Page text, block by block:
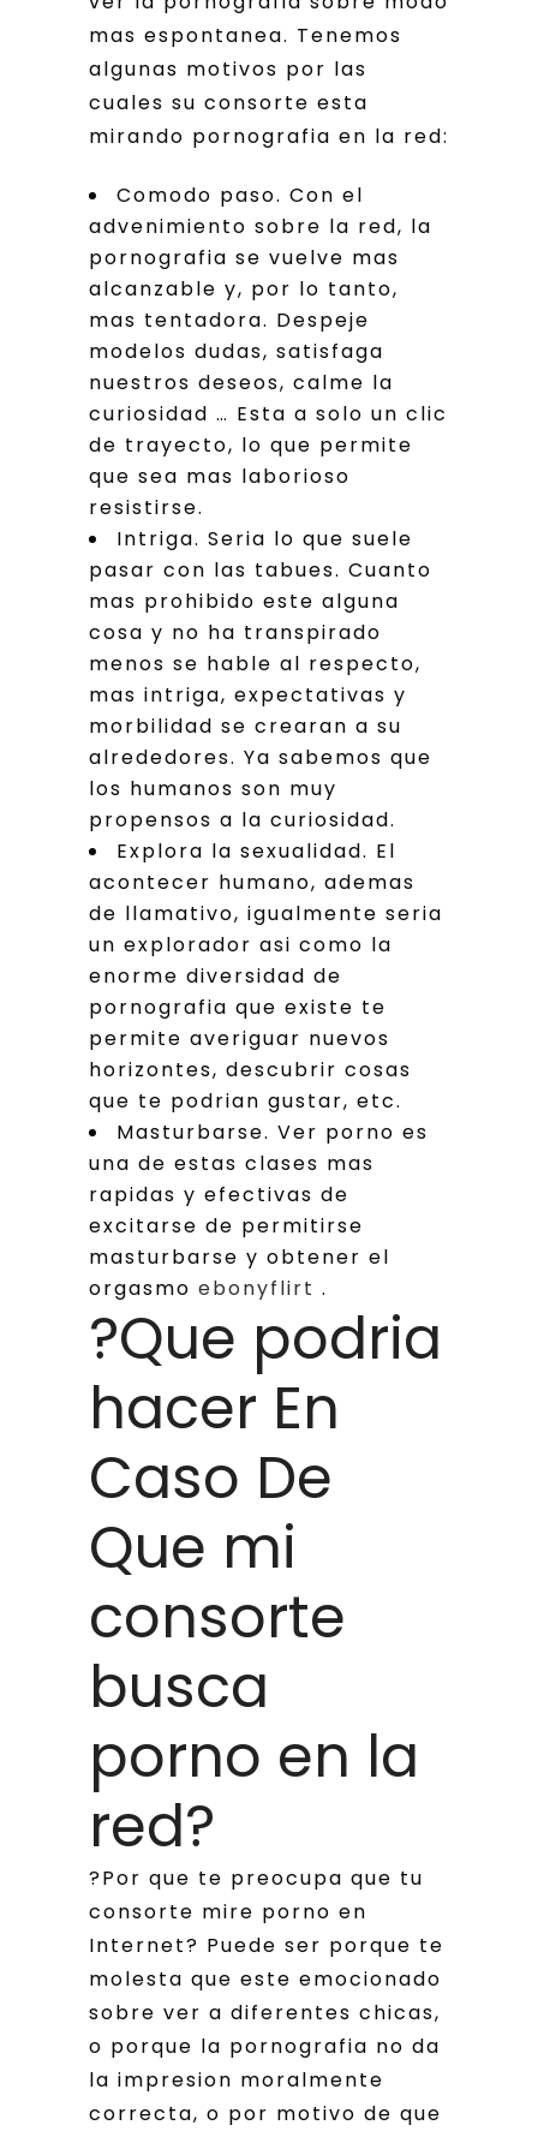
mas espontanea. Tenemos
algunas motivos por las
cuales su consorte esta
mirando pornografia en la red:
Comodo paso. Con el
advenimiento sobre la red, la
pornografia se vuelve mas
alcanzable y, por lo tanto,
mas tentadora. Despeje
modelos dudas, satisfaga
nuestros deseos, calme la
curiosidad … Esta a solo un clic
de trayecto, lo que permite
que sea mas laborioso
resistirse.
Intriga. Seri­a lo que suele
pasar con las tabues. Cuanto
mas prohibido este alguna
cosa y no ha transpirado
menos se hable al respecto,
mas intriga, expectativas y
morbilidad se crearan a su
alrededores. Ya sabemos que
los humanos son muy
propensos a la curiosidad.
Explora la sexualidad. El
acontecer humano, ademas
de llamativo, igualmente seri­a
un explorador asi­ como la
enorme diversidad de
pornografia que existe te
permite averiguar nuevos
horizontes, descubrir cosas
que te podri­an gustar, etc.
Masturbarse. Ver porno es
una de estas clases mas
rapidas y efectivas de
excitarse de permitirse
masturbarse y obtener el
orgasmo ebonyflirt .
?Que podria
hacer En
Caso De
Que mi
consorte
busca
porno en la
red?
?Por que te preocupa que tu
consorte mire porno en
Internet? Puede ser porque te
molesta que este emocionado
sobre ver a diferentes chicas,
o porque la pornografia no da
la impresion moralmente
correcta, o por motivo de que